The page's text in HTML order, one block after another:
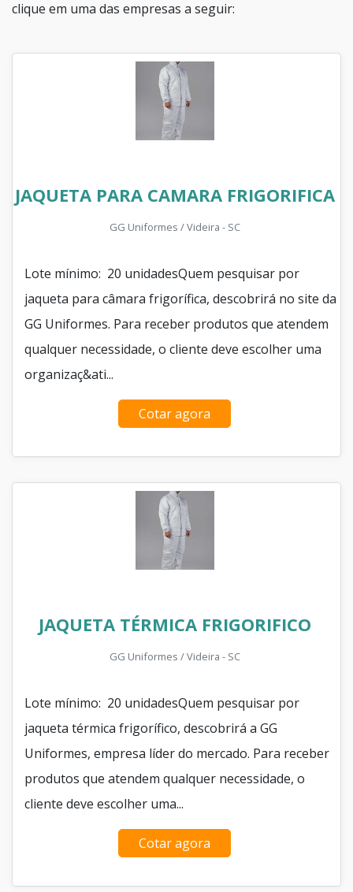
clique em uma das empresas a seguir:
JAQUETA PARA CAMARA FRIGORIFICA
GG Uniformes / Videira - SC
Lote mínimo: 20 unidadesQuem pesquisar por
jaqueta para câmara frigorífica, descobrirá no site da
GG Uniformes. Para receber produtos que atendem
qualquer necessidade, o cliente deve escolher uma
organizaç&ati...
Cotar agora
JAQUETA TÉRMICA FRIGORIFICO
GG Uniformes / Videira - SC
Lote mínimo: 20 unidadesQuem pesquisar por
jaqueta térmica frigorífico, descobrirá a GG
Uniformes, empresa líder do mercado. Para receber
produtos que atendem qualquer necessidade, o
cliente deve escolher uma...
Cotar agora